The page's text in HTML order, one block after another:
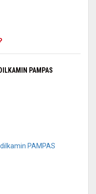
PAMPAS